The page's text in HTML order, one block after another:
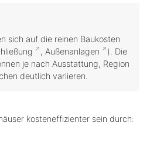
sich auf die reinen Baukosten
, Außenanlagen
). Die
je nach Ausstattung, Region
deutlich variieren.
kosteneffizienter sein durch: